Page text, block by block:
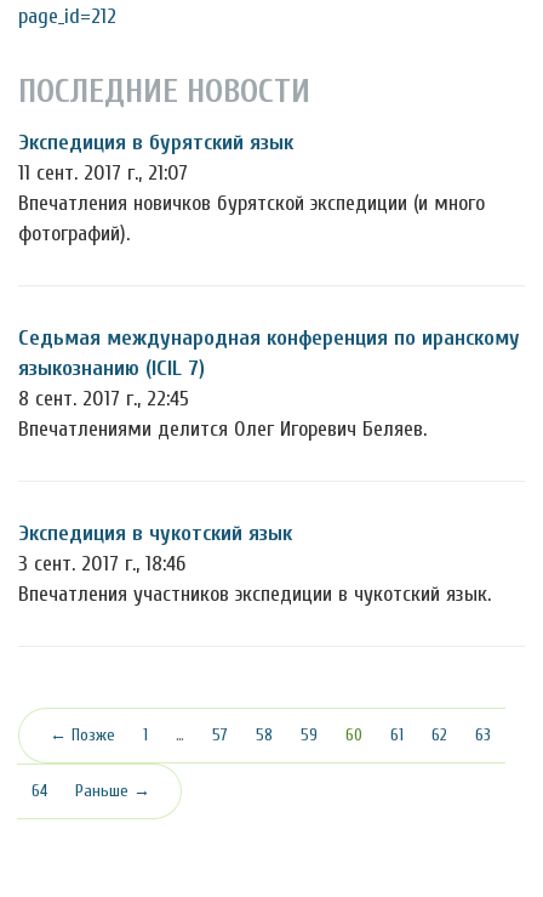
page_id=212
ПОСЛЕДНИЕ НОВОСТИ
Экспедиция в бурятский язык
11 сент. 2017 г., 21:07
Впечатления новичков бурятской экспедиции (и много
фотографий).
Седьмая международная конференция по иранскому
языкознанию (ICIL 7)
8 сент. 2017 г., 22:45
Впечатлениями делится Олег Игоревич Беляев.
Экспедиция в чукотский язык
3 сент. 2017 г., 18:46
Впечатления участников экспедиции в чукотский язык.
← Позже 1 … 57 58 59 60 (текущая)
61 62 63
64 Раньше →